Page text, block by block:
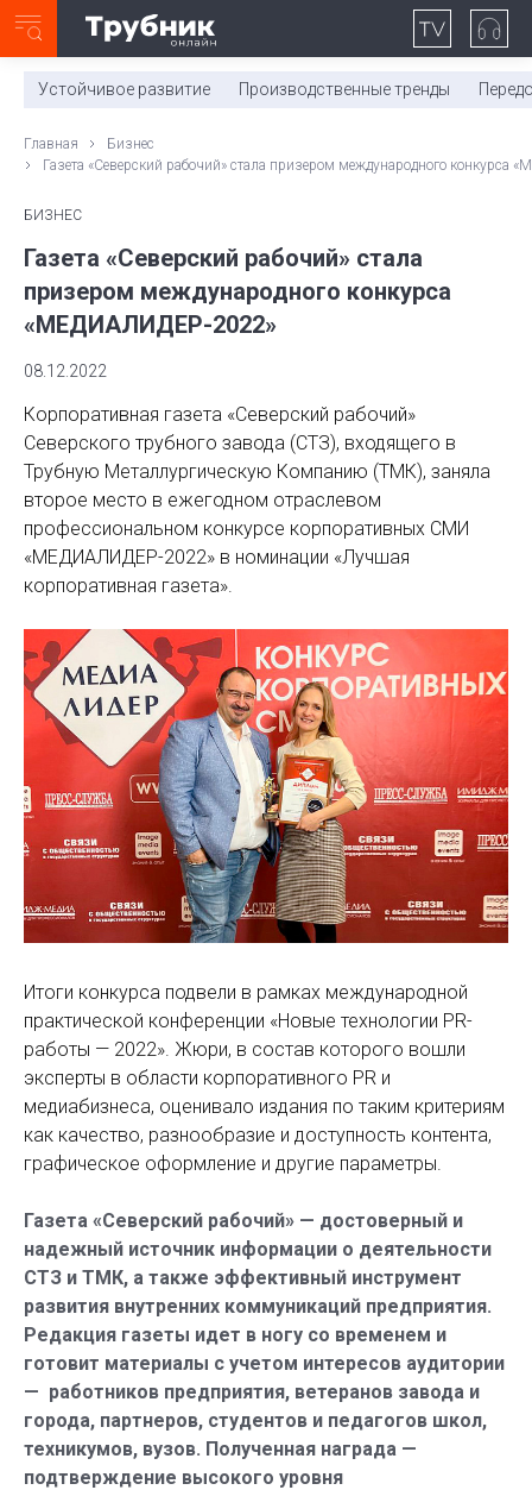
0:00/ 11:03
Устойчивое развитие Производственные тренды
Главная
Бизнес
Газета «Северский рабочий» стала призером международного конкурса
БИЗНЕС
Газета «Северский рабочий» стала
призером международного конкурса
«МЕДИАЛИДЕР-2022»
08.12.2022
Корпоративная газета «Северский рабочий»
Северского трубного завода (СТЗ), входящего в
Трубную Металлургическую Компанию (ТМК), заняла
второе место в ежегодном отраслевом
профессиональном конкурсе корпоративных СМИ
«МЕДИАЛИДЕР-2022» в номинации «Лучшая
корпоративная газета».
Итоги конкурса подвели в рамках международной
практической конференции «Новые технологии PR-
работы — 2022». Жюри, в состав которого вошли
эксперты в области корпоративного PR и
медиабизнеса, оценивало издания по таким критериям
как качество, разнообразие и доступность контента,
графическое оформление и другие параметры.
Газета «Северский рабочий» — достоверный и
надежный источник информации о деятельности
СТЗ и ТМК, а также эффективный инструмент
развития внутренних коммуникаций предприятия.
Редакция газеты идет в ногу со временем и
готовит материалы с учетом интересов аудитории
— работников предприятия, ветеранов завода и
города, партнеров, студентов и педагогов школ,
техникумов, вузов. Полученная награда —
подтверждение высокого уровня